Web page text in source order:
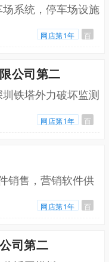
系统，停车场设施
网店第1年 百
公司第二
铁塔外力破坏监测
网店第1年 百
销售，营销软件供
网店第1年 百
司第二